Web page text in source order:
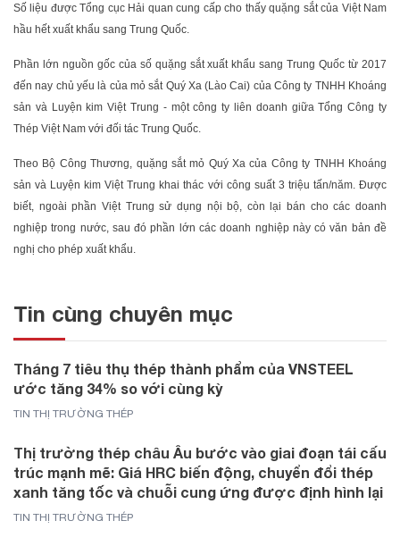
Số liệu được Tổng cục Hải quan cung cấp cho thấy quặng sắt của Việt Nam
hầu hết xuất khẩu sang Trung Quốc.
Phần lớn nguồn gốc của số quặng sắt xuất khẩu sang Trung Quốc từ 2017
đến nay chủ yếu là của mỏ sắt Quý Xa (Lào Cai) của Công ty TNHH Khoáng
sản và Luyện kim Việt Trung - một công ty liên doanh giữa Tổng Công ty
Thép Việt Nam với đối tác Trung Quốc.
Theo Bộ Công Thương, quặng sắt mỏ Quý Xa của Công ty TNHH Khoáng
sản và Luyện kim Việt Trung khai thác với công suất 3 triệu tấn/năm. Được
biết, ngoài phần Việt Trung sử dụng nội bộ, còn lại bán cho các doanh
nghiệp trong nước, sau đó phần lớn các doanh nghiệp này có văn bản đề
nghị cho phép xuất khẩu.
Tin cùng chuyên mục
Tháng 7 tiêu thụ thép thành phẩm của VNSTEEL
ước tăng 34% so với cùng kỳ
TIN THỊ TRƯỜNG THÉP
Thị trường thép châu Âu bước vào giai đoạn tái cấu
trúc mạnh mẽ: Giá HRC biến động, chuyển đổi thép
xanh tăng tốc và chuỗi cung ứng được định hình lại
TIN THỊ TRƯỜNG THÉP